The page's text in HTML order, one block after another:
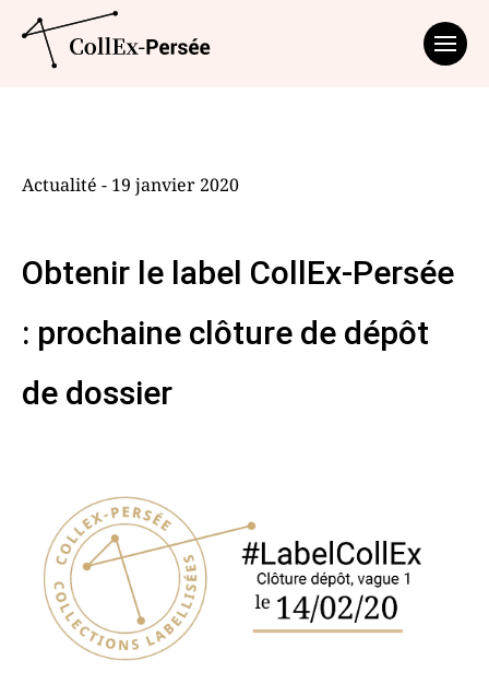
Actualité - 19 janvier 2020
Obtenir le label CollEx-Persée
: prochaine clôture de dépôt
de dossier